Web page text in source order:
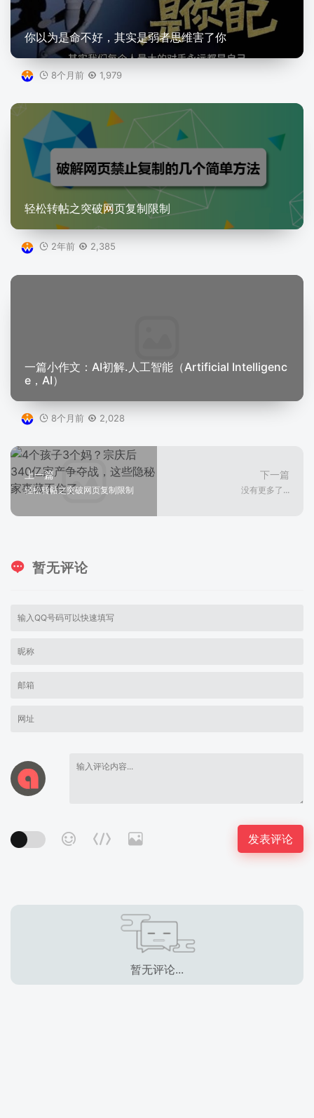
你以为是命不好，其实是弱者思维害了你
8个月前 1,979
轻松转帖之突破网页复制限制
2年前 2,385
一篇小作文：AI初解.人工智能（Artificial Intelligenc
e，AI）
8个月前 2,028
上一篇
轻松转帖之突破网页复制限制
下一篇
没有更多了...
暂无评论
暂无评论...